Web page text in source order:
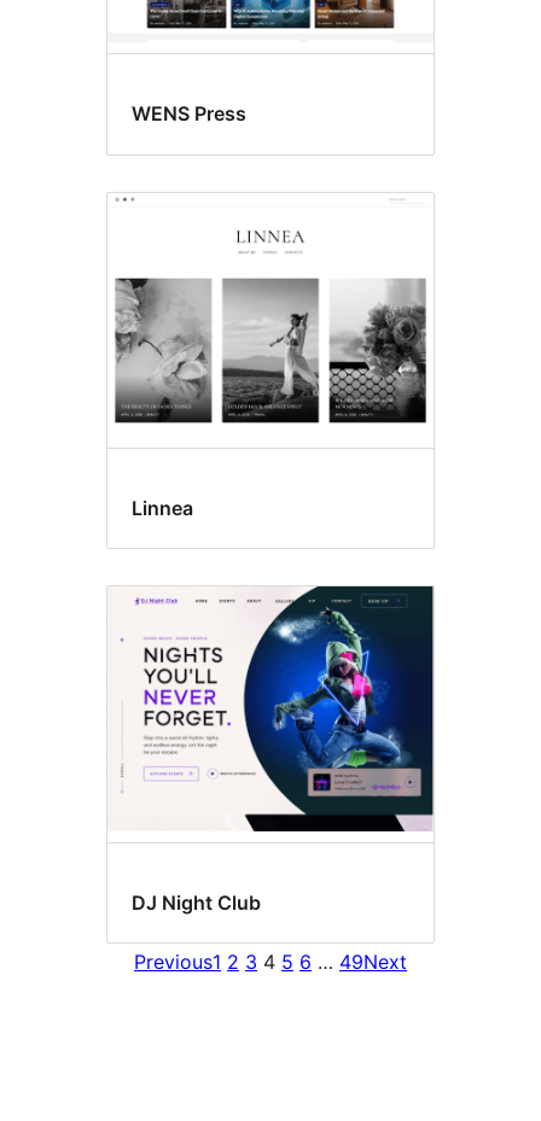
WENS Press
Linnea
DJ Night Club
Previous1 2 3 4 5 6 … 49Next